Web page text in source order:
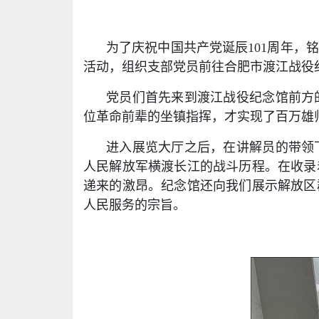
为了庆祝中国共产党诞辰101周年，
活动，组织支部党员前往合肥市渡江战
党员们首先来到渡江战役纪念馆前
位革命前辈的坐镇指挥，才实现了百万雄
进入展览大厅之后，在讲解员的带
人民解放军横渡长江的战斗历程。在收
递来的激昂。纪念馆还向我们展示解放
人民服务的宗旨。